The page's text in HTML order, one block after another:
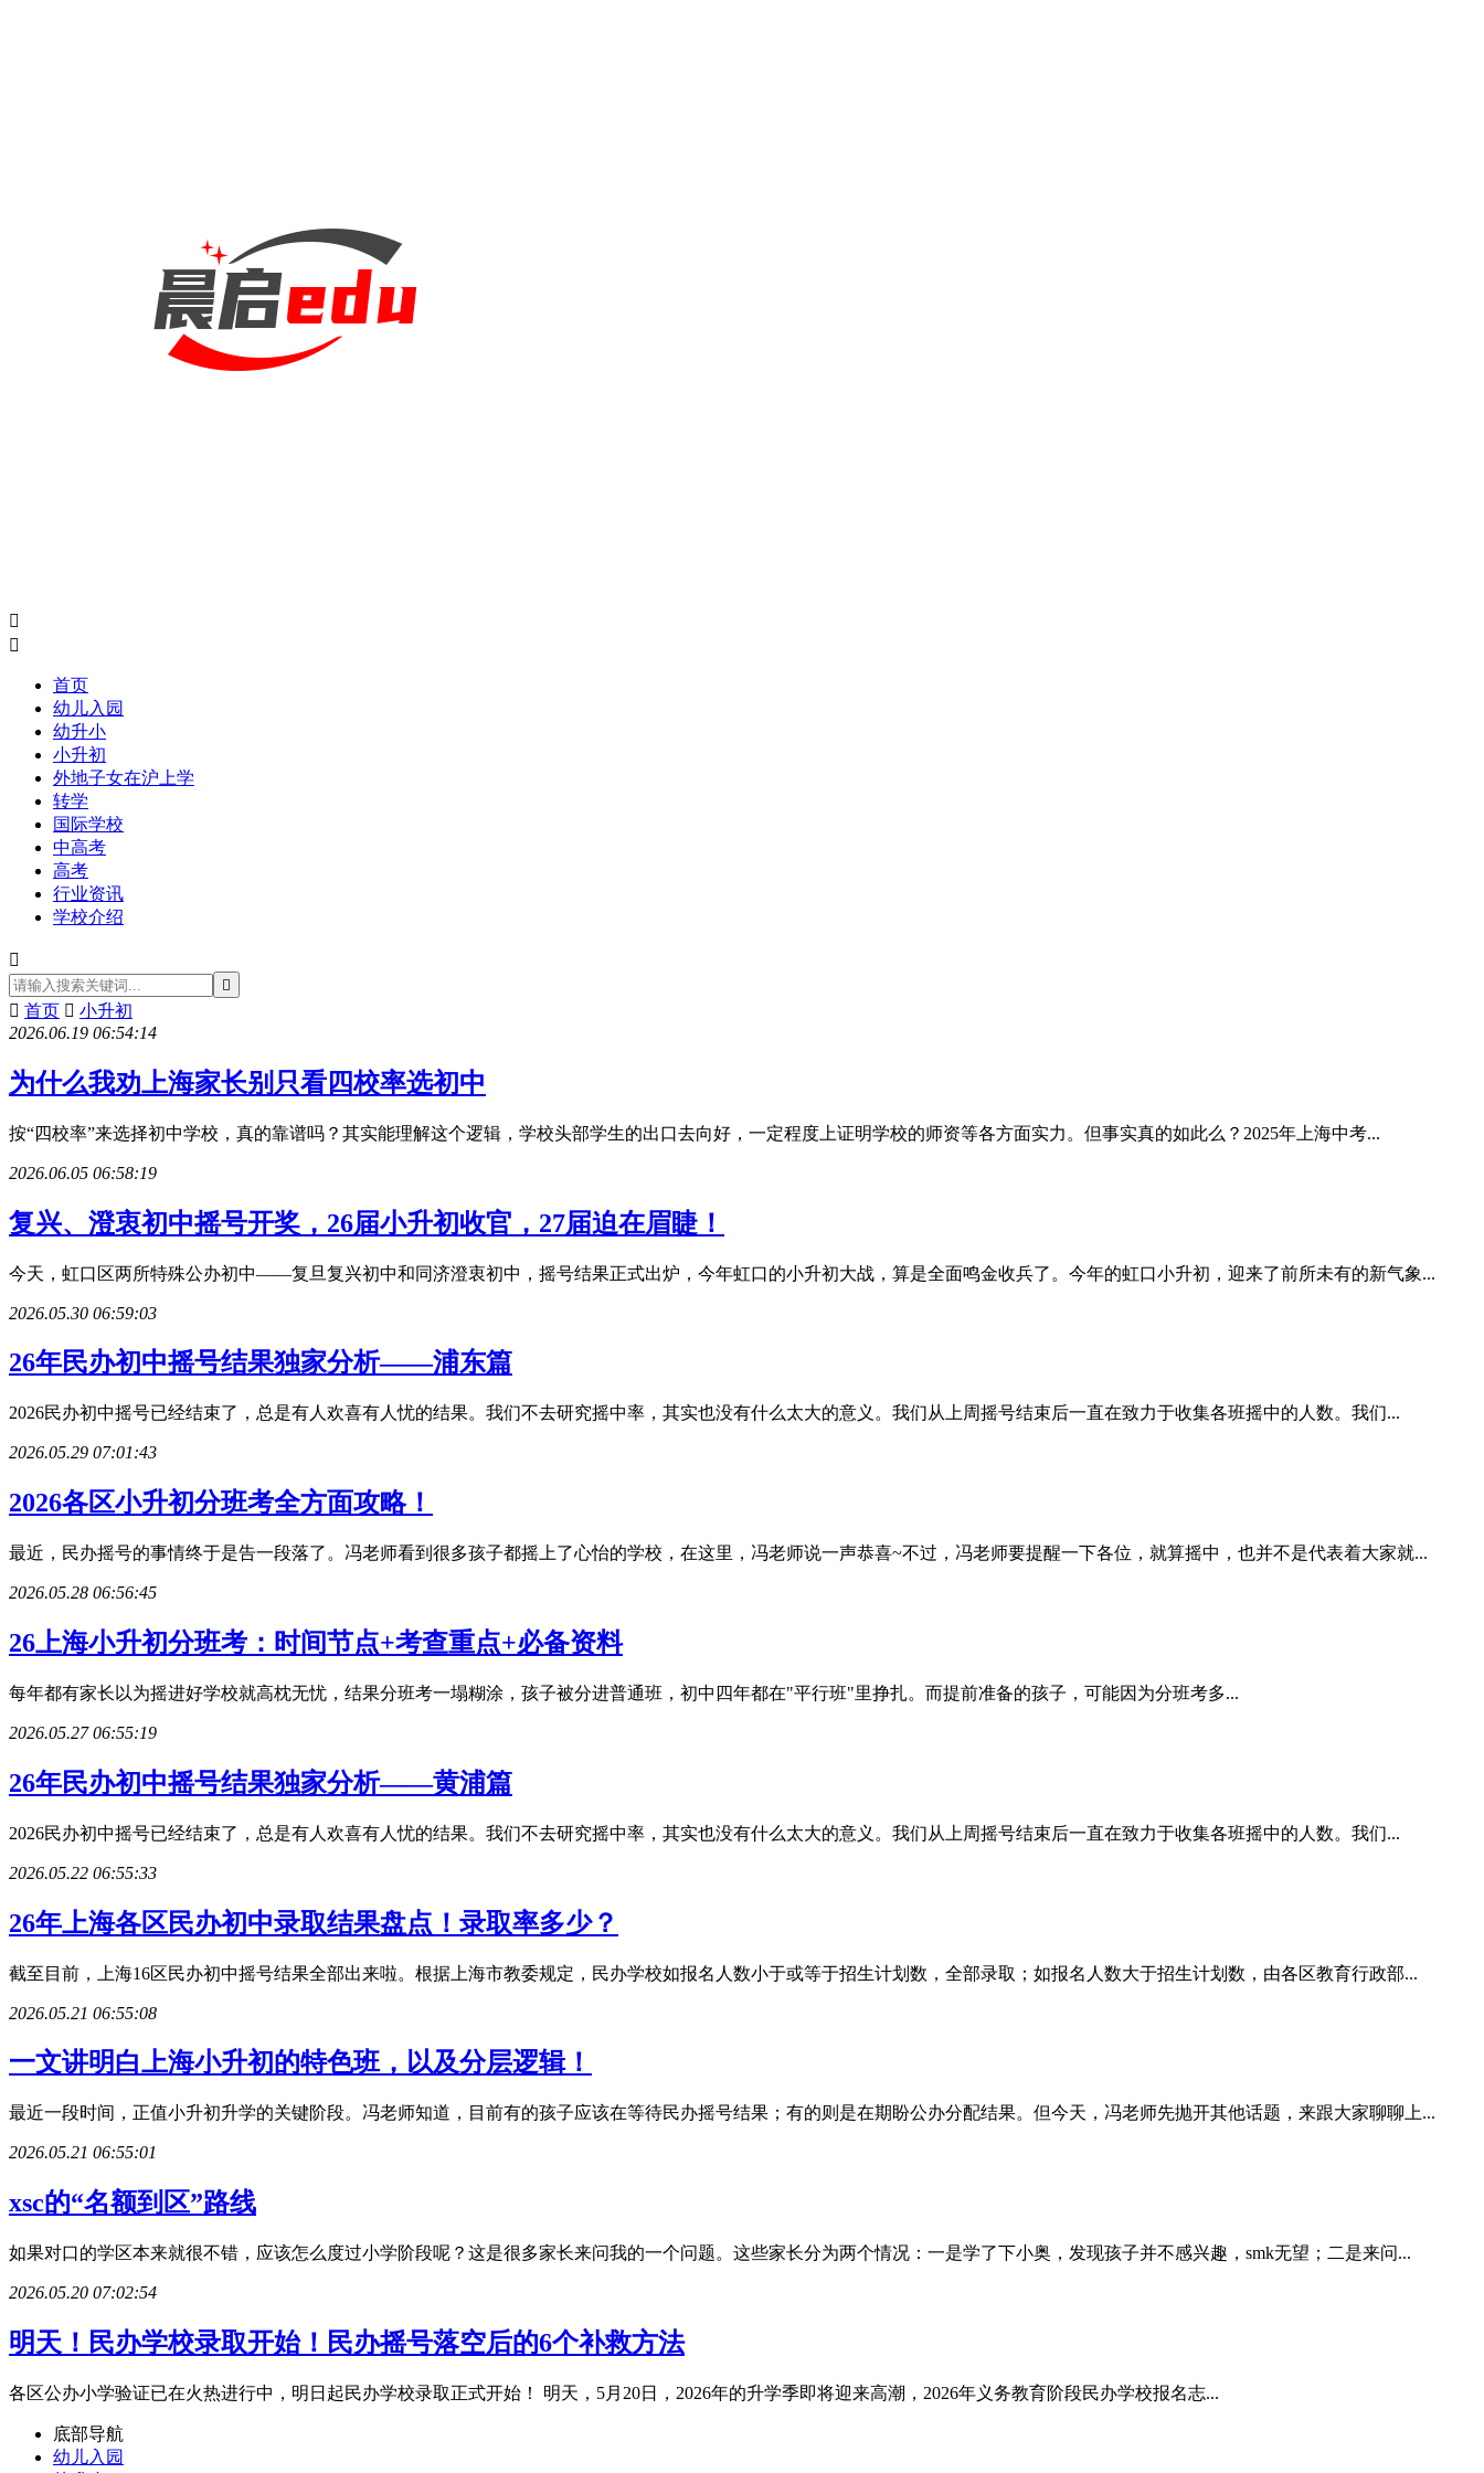


首页
幼儿入园
幼升小
小升初
外地子女在沪上学
转学
国际学校
中高考
高考
行业资讯
学校介绍


 首页  小升初
2026.06.19 06:54:14
为什么我劝上海家长别只看四校率选初中
按“四校率”来选择初中学校，真的靠谱吗？其实能理解这个逻辑，学校头部学生的出口去向好，一定程度上证明学校的师资等各方面实力。但事实真的如此么？2025年上海中考...
2026.06.05 06:58:19
复兴、澄衷初中摇号开奖，26届小升初收官，27届迫在眉睫！
今天，虹口区两所特殊公办初中——复旦复兴初中和同济澄衷初中，摇号结果正式出炉，今年虹口的小升初大战，算是全面鸣金收兵了。今年的虹口小升初，迎来了前所未有的新气象...
2026.05.30 06:59:03
26年民办初中摇号结果独家分析——浦东篇
2026民办初中摇号已经结束了，总是有人欢喜有人忧的结果。我们不去研究摇中率，其实也没有什么太大的意义。我们从上周摇号结束后一直在致力于收集各班摇中的人数。我们...
2026.05.29 07:01:43
2026各区小升初分班考全方面攻略！
最近，民办摇号的事情终于是告一段落了。冯老师看到很多孩子都摇上了心怡的学校，在这里，冯老师说一声恭喜~不过，冯老师要提醒一下各位，就算摇中，也并不是代表着大家就...
2026.05.28 06:56:45
26上海小升初分班考：时间节点+考查重点+必备资料
每年都有家长以为摇进好学校就高枕无忧，结果分班考一塌糊涂，孩子被分进普通班，初中四年都在"平行班"里挣扎。而提前准备的孩子，可能因为分班考多...
2026.05.27 06:55:19
26年民办初中摇号结果独家分析——黄浦篇
2026民办初中摇号已经结束了，总是有人欢喜有人忧的结果。我们不去研究摇中率，其实也没有什么太大的意义。我们从上周摇号结束后一直在致力于收集各班摇中的人数。我们...
2026.05.22 06:55:33
26年上海各区民办初中录取结果盘点！录取率多少？
截至目前，上海16区民办初中摇号结果全部出来啦。根据上海市教委规定，民办学校如报名人数小于或等于招生计划数，全部录取；如报名人数大于招生计划数，由各区教育行政部...
2026.05.21 06:55:08
一文讲明白上海小升初的特色班，以及分层逻辑！
最近一段时间，正值小升初升学的关键阶段。冯老师知道，目前有的孩子应该在等待民办摇号结果；有的则是在期盼公办分配结果。但今天，冯老师先抛开其他话题，来跟大家聊聊上...
2026.05.21 06:55:01
xsc的“名额到区”路线
如果对口的学区本来就很不错，应该怎么度过小学阶段呢？这是很多家长来问我的一个问题。这些家长分为两个情况：一是学了下小奥，发现孩子并不感兴趣，smk无望；二是来问...
2026.05.20 07:02:54
明天！民办学校录取开始！民办摇号落空后的6个补救方法
各区公办小学验证已在火热进行中，明日起民办学校录取正式开始！ 明天，5月20日，2026年的升学季即将迎来高潮，2026年义务教育阶段民办学校报名志...
底部导航
幼儿入园